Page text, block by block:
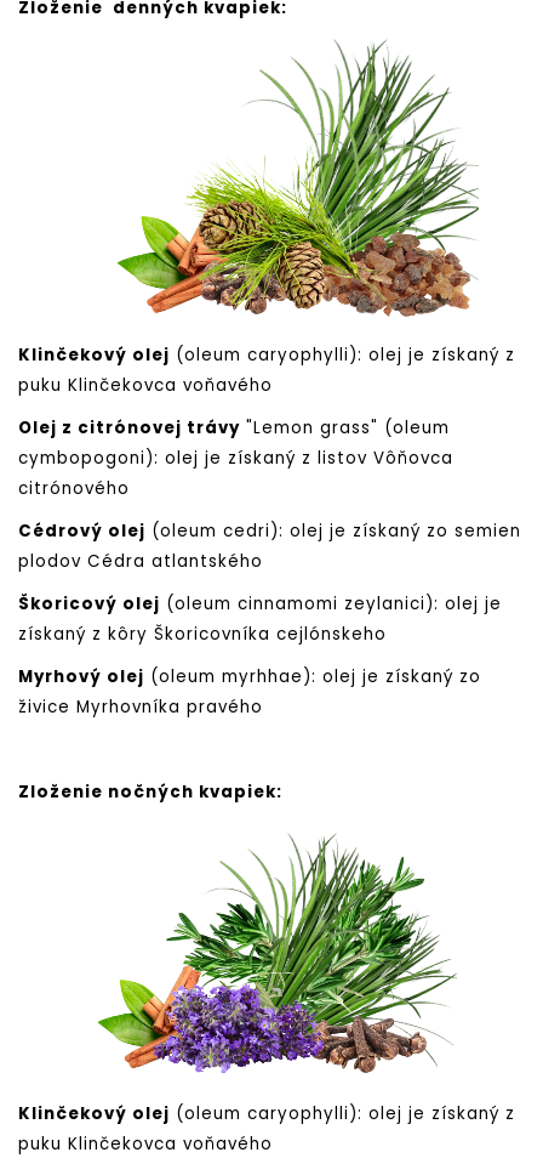
Zloženie denných kvapiek:
Klinčekový olej (oleum caryophylli): olej je získaný z
puku Klinčekovca voňavého
Olej z citrónovej trávy "Lemon grass" (oleum
cymbopogoni): olej je získaný z listov Vôňovca
citrónového
Cédrový olej (oleum cedri): olej je získaný zo semien
plodov Cédra atlantského
Škoricový olej (oleum cinnamomi zeylanici): olej je
získaný z kôry Škoricovníka cejlónskeho
Myrhový olej (oleum myrhhae): olej je získaný zo
živice Myrhovníka pravého
Zloženie nočných kvapiek:
Klinčekový olej (oleum caryophylli): olej je získaný z
puku Klinčekovca voňavého